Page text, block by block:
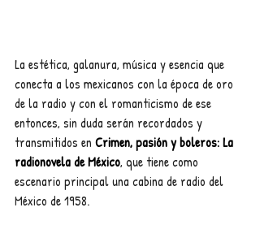
La estética, galanura, música y esencia que
conecta a los mexicanos con la época de oro
de la radio y con el romanticismo de ese
entonces, sin duda serán recordados y
transmitidos en Crimen, pasión y boleros: La
radionovela de México, que tiene como
escenario principal una cabina de radio del
México de 1958.